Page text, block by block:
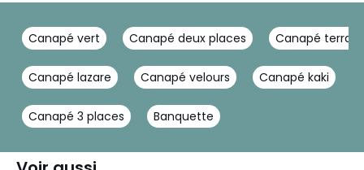
Canapé vert Canapé deux places Canapé
Canapé lazare Canapé velours Canapé kaki
Canapé 3 places Banquette